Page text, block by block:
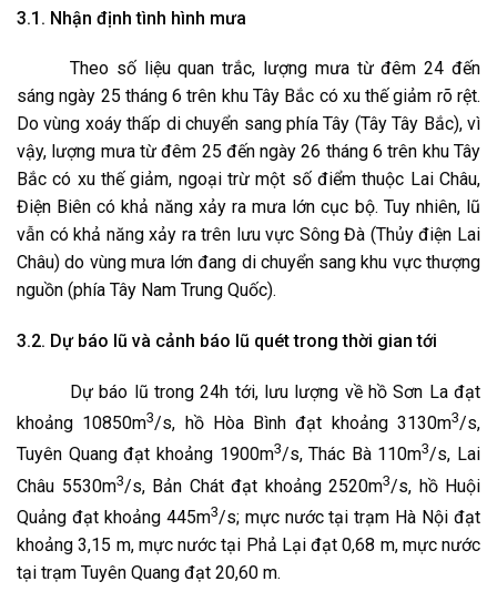
3.1. Nhận định tình hình mưa
Theo số liệu quan trắc, lượng mưa từ đêm 24 đến
sáng ngày 25 tháng 6 trên khu Tây Bắc có xu thế giảm rõ rệt.
Do vùng xoáy thấp di chuyển sang phía Tây (Tây Tây Bắc), vì
vậy, lượng mưa từ đêm 25 đến ngày 26 tháng 6 trên khu Tây
Bắc có xu thế giảm, ngoại trừ một số điểm thuộc Lai Châu,
Điện Biên có khả năng xảy ra mưa lớn cục bộ. Tuy nhiên, lũ
vẫn có khả năng xảy ra trên lưu vực Sông Đà (Thủy điện Lai
Châu) do vùng mưa lớn đang di chuyển sang khu vực thượng
nguồn (phía Tây Nam Trung Quốc).
3.2. Dự báo lũ và cảnh báo lũ quét trong thời gian tới
Dự báo lũ trong 24h tới, lưu lượng về hồ Sơn La đạt
khoảng 10850m3/s, hồ Hòa Bình đạt khoảng 3130m3/s,
Tuyên Quang đạt khoảng 1900m3/s, Thác Bà 110m3/s, Lai
Châu 5530m3/s, Bản Chát đạt khoảng 2520m3/s, hồ Huội
Quảng đạt khoảng 445m3/s; mực nước tại trạm Hà Nội đạt
khoảng 3,15 m, mực nước tại Phả Lại đạt 0,68 m, mực nước
tại trạm Tuyên Quang đạt 20,60 m.